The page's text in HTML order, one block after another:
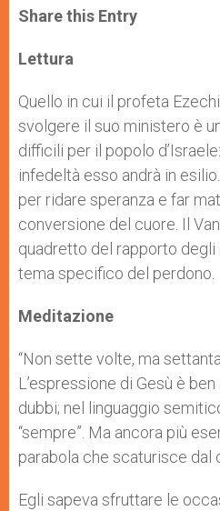
t
s
p
p
s
e
e
b
Share this Entry
Lettura
Quello in cui il profeta
svolgere il suo ministero è
difficili per il popolo
infedeltà esso andrà in
per ridare speranza e far
conversione del cuore. Il
quadretto del rapporto degli
tema specifico del perdono.
Meditazione
“Non sette volte, ma
L’espressione di Gesù è
dubbi; nel linguaggio
“sempre”. Ma ancora più
parabola che scaturisce dal
Egli sapeva sfruttare le